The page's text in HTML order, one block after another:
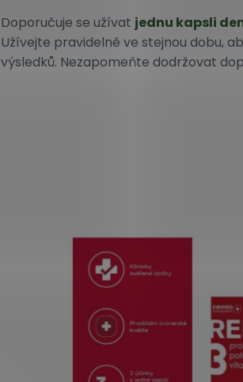
Doporučuje se užívat jednu kapsli
Užívejte pravidelně ve stejnou dobu,
výsledků. Nezapomeňte dodržovat